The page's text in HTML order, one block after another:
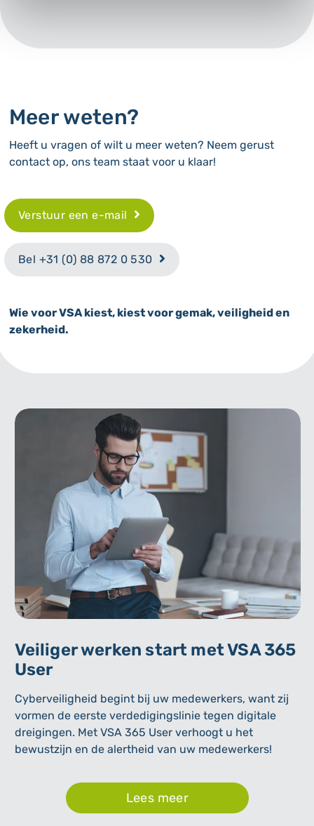
Meer weten?
Heeft u vragen of wilt u meer weten? Neem gerust
contact op, ons team staat voor u klaar!
Verstuur een e-mail
Bel +31 (0) 88 872 0 530
Wie voor VSA kiest, kiest voor gemak, veiligheid en
zekerheid.
Veiliger werken start met VSA 365
User
Cyberveiligheid begint bij uw medewerkers, want zij
vormen de eerste verdedigingslinie tegen digitale
dreigingen. Met VSA 365 User verhoogt u het
bewustzijn en de alertheid van uw medewerkers!
Lees meer